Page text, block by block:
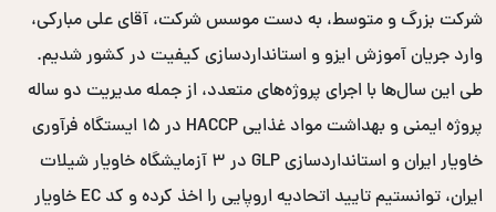
شرکت بزرگ و متوسط، به دست موسس شرکت، آقای علی مبارکی،
وارد جریان آموزش ایزو و استانداردسازی کیفیت در کشور شدیم.
طی این سال‌ها با اجرای پروژه‌های متعدد، از جمله مدیریت دو ساله
پروژه ایمنی و بهداشت مواد غذایی HACCP در ۱۵ ایستگاه فرآوری
خاویار ایران و استانداردسازی GLP در ۳ آزمایشگاه خاویار شیلات
ایران، توانستیم تایید اتحادیه اروپایی را اخذ کرده و کد EC خاویار